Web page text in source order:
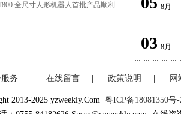
全尺寸人形机器人首批产品顺利
8月
03 8月
务 在线留言 政策说明 网
2013-2025 yzweekly.Com 粤ICP备18081350号-